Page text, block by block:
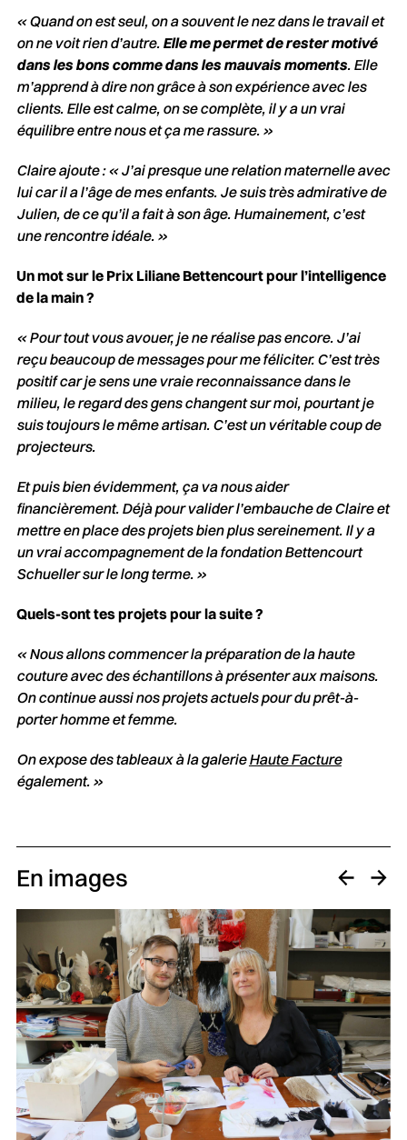
« Quand on est seul, on a souvent le nez dans le travail et
on ne voit rien d’autre. Elle me permet de rester motivé
dans les bons comme dans les mauvais moments. Elle
m’apprend à dire non grâce à son expérience avec les
clients. Elle est calme, on se complète, il y a un vrai
équilibre entre nous et ça me rassure. »
Claire ajoute : « J’ai presque une relation maternelle avec
lui car il a l’âge de mes enfants. Je suis très admirative de
Julien, de ce qu’il a fait à son âge. Humainement, c’est
une rencontre idéale. »
Un mot sur le Prix Liliane Bettencourt pour l’intelligence
de la main ?
« Pour tout vous avouer, je ne réalise pas encore. J’ai
reçu beaucoup de messages pour me féliciter. C’est très
positif car je sens une vraie reconnaissance dans le
milieu, le regard des gens changent sur moi, pourtant je
suis toujours le même artisan. C’est un véritable coup de
projecteurs.
Et puis bien évidemment, ça va nous aider
financièrement. Déjà pour valider l’embauche de Claire et
mettre en place des projets bien plus sereinement. Il y a
un vrai accompagnement de la fondation Bettencourt
Schueller sur le long terme. »
Quels-sont tes projets pour la suite ?
« Nous allons commencer la préparation de la haute
couture avec des échantillons à présenter aux maisons.
On continue aussi nos projets actuels pour du prêt-à-
porter homme et femme.
On expose des tableaux à la galerieHaute Facture
également. »
En images